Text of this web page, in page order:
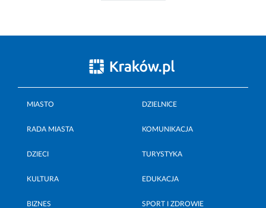
MIASTO DZIELNICE
RADA MIASTA KOMUNIKACJA
DZIECI TURYSTYKA
KULTURA EDUKACJA
BIZNES SPORT I ZDROWIE